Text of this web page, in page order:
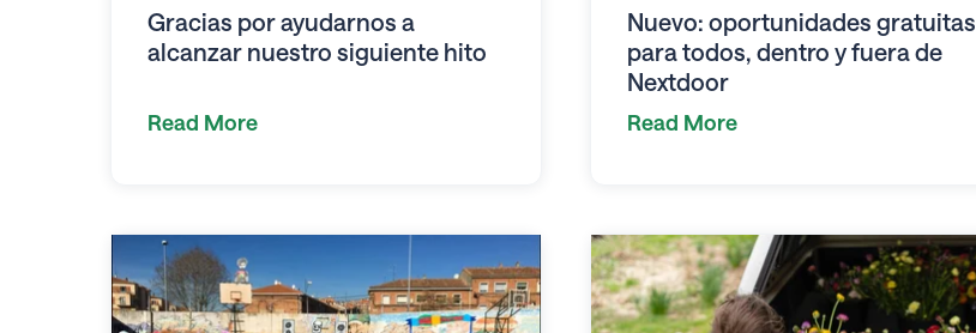
Gracias por ayudarnos a
alcanzar nuestro siguiente hito
Read More
Nuevo: oportunidades gratuitas
para todos, dentro y fuera de
Nextdoor
Read More